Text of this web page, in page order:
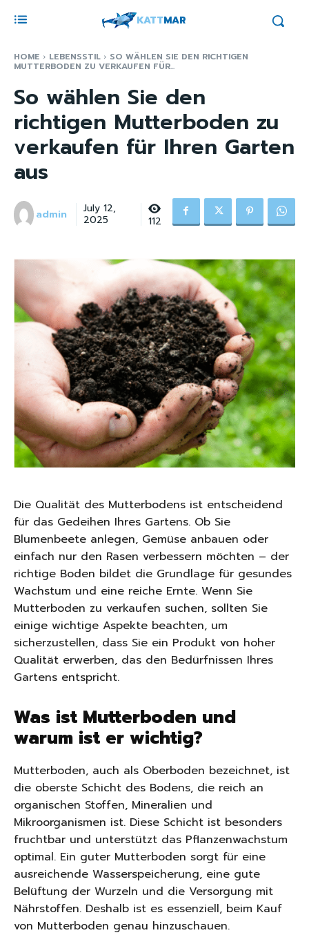
KATTMAR
HOME LEBENSSTIL SO WÄHLEN SIE DEN RICHTIGEN
MUTTERBODEN ZU VERKAUFEN FÜR...
So wählen Sie den
richtigen Mutterboden zu
verkaufen für Ihren Garten
aus
admin July 12,
2025 112
Die Qualität des Mutterbodens ist entscheidend
für das Gedeihen Ihres Gartens. Ob Sie
Blumenbeete anlegen, Gemüse anbauen oder
einfach nur den Rasen verbessern möchten – der
richtige Boden bildet die Grundlage für gesundes
Wachstum und eine reiche Ernte. Wenn Sie
Mutterboden zu verkaufen suchen, sollten Sie
einige wichtige Aspekte beachten, um
sicherzustellen, dass Sie ein Produkt von hoher
Qualität erwerben, das den Bedürfnissen Ihres
Gartens entspricht.
Was ist Mutterboden und
warum ist er wichtig?
Mutterboden, auch als Oberboden bezeichnet, ist
die oberste Schicht des Bodens, die reich an
organischen Stoffen, Mineralien und
Mikroorganismen ist. Diese Schicht ist besonders
fruchtbar und unterstützt das Pflanzenwachstum
optimal. Ein guter Mutterboden sorgt für eine
ausreichende Wasserspeicherung, eine gute
Belüftung der Wurzeln und die Versorgung mit
Nährstoffen. Deshalb ist es essenziell, beim Kauf
von Mutterboden genau hinzuschauen.